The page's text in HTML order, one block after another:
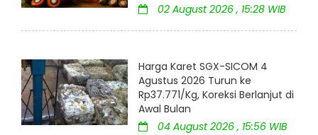
02 August 2026 , 15:28 WIB
Harga Karet SGX-SICOM 4
Agustus 2026 Turun ke
Rp37.771/Kg, Koreksi Berlanjut di
Awal Bulan
04 August 2026 , 15:56 WIB